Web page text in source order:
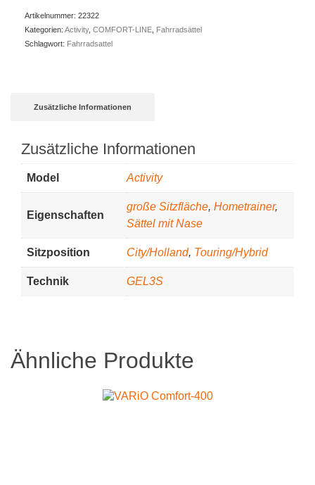
Artikelnummer: 22322
Kategorien: Activity, COMFORT-LINE Fahrradsättel
Schlagwort: Fahrradsattel
Zusätzliche Informationen
Zusätzliche Informationen
Model Activity
Eigenschaften
große Sitzfläche, Hometrainer,
Sättel mit Nase
Sitzposition City/Holland, Touring/Hybrid
Technik GEL3S
Ähnliche Produkte